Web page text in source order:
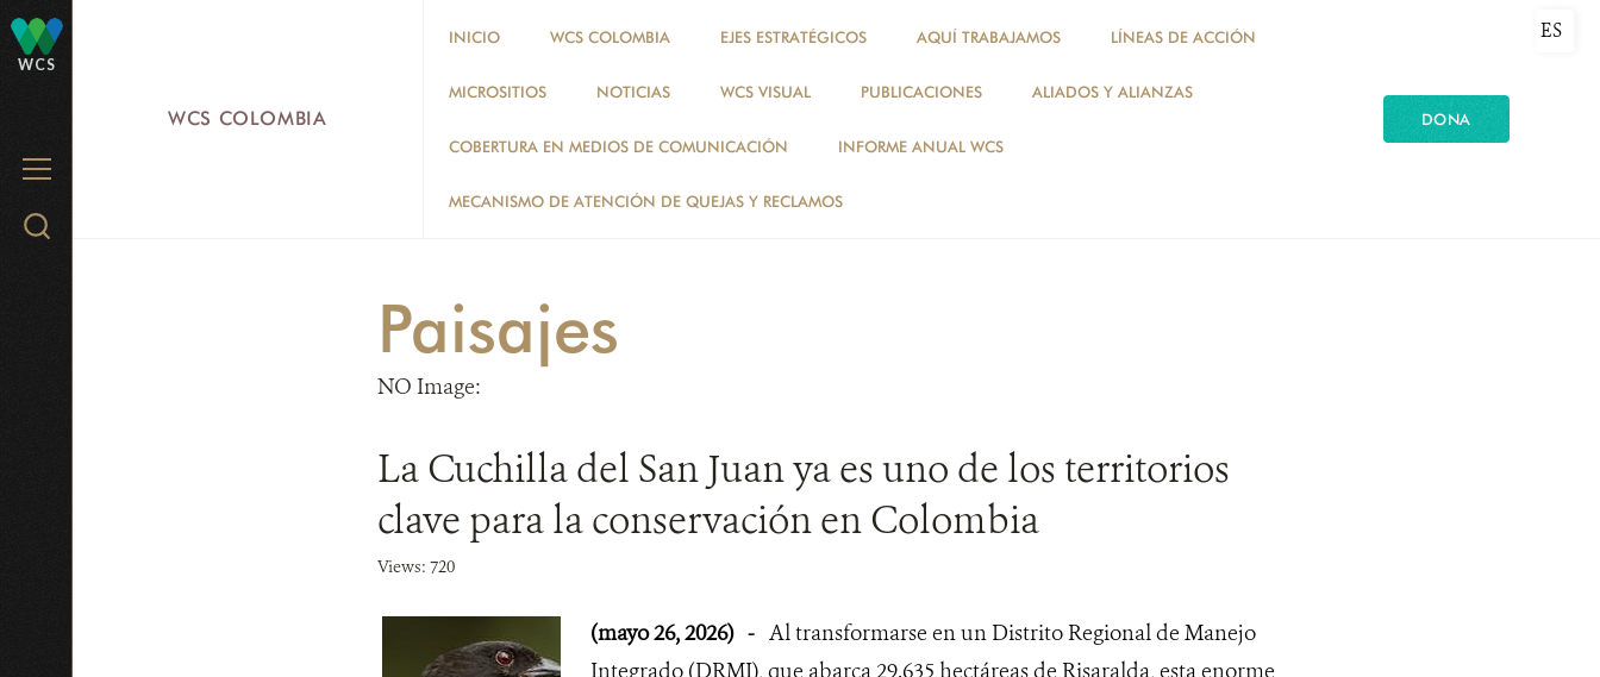
WCS
MENU
Search
WCS COLOMBIA
INICIO WCS COLOMBIA EJES ESTRATÉGICOS AQUÍ TRABAJAMOS LÍNEAS DE ACCIÓN
MICROSITIOS NOTICIAS WCS VISUAL PUBLICACIONES ALIADOS Y ALIANZAS
COBERTURA EN MEDIOS DE COMUNICACIÓN INFORME ANUAL WCS
MECANISMO DE ATENCIÓN DE QUEJAS Y RECLAMOS
DONA
ES
PAISAJES
Paisajes
NO Image:
La Cuchilla del San Juan ya es uno de los territorios
clave para la conservación en Colombia
Views: 720
(mayo 26, 2026) - Al transformarse en un Distrito Regional de Manejo
Integrado (DRMI), que abarca 29.635 hectáreas de Risaralda, esta enorme